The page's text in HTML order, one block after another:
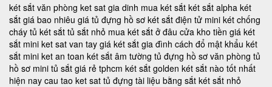
két sắt văn phòng ket sat gia dinh mua két sắt két sắt alpha két
sắt giá bao nhiêu giá tủ đựng hồ sơ két sắt điện tử mini két chống
cháy tủ két sắt tủ sắt nhỏ mua két sắt ở đâu cửa kho tiền giá két
sắt mini ket sat van tay giá két sắt gia đình cách đổ mật khẩu két
sắt mini ket an toan két sắt âm tường tủ đựng hồ sơ văn phòng tủ
hồ sơ mini tủ sắt giá rẻ tphcm két sắt golden két sắt nào tốt nhất
hiện nay cau tao ket sat tủ đựng tài liệu bằng sắt két sắt nhỏ